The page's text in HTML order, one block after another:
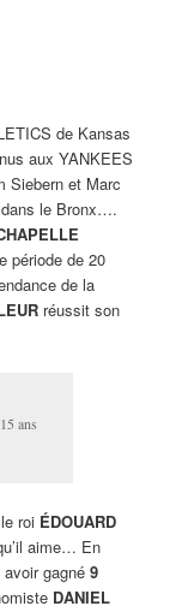
de Kansas
aux YANKEES
Siebern et Marc
dans le Bronx….
période de 20
de la
réussit son
ans
roi ÉDOUARD
aime… En
avoir gagné9
DANIEL